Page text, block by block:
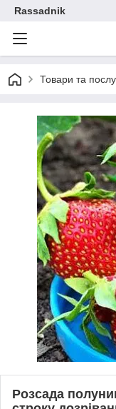
Rassadnik
Товари та
Розсада